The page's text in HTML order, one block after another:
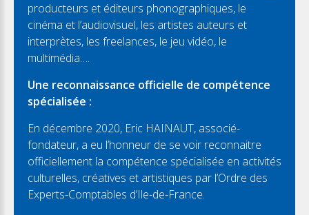
producteurs et éditeurs phonographiques, le
cinéma et l’audiovisuel, les artistes auteurs et
interprètes, les freelances, le jeu vidéo, le
multimédia….
Une reconnaissance officielle de compétence
spécialisée :
En décembre 2020, Eric HAINAUT, associé-
fondateur, a eu l’honneur de se voir reconnaitre
officiellement la compétence spécialisée en activités
culturelles, créatives et artistiques par l’Ordre des
Experts-Comptables d’Ile-de-France.